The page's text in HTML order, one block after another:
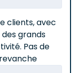
clients, avec
grands
Pas de